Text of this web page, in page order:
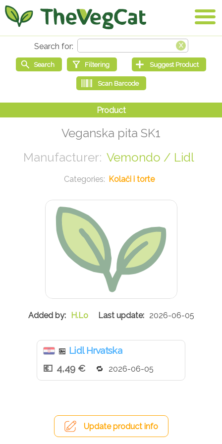
Veganska pita SK1
Vemondo / Lidl
Kolači i torte
H.Lo 2026-06-05
🏪 Lidl Hrvatska
4,49 €
2026-06-05
Update product info